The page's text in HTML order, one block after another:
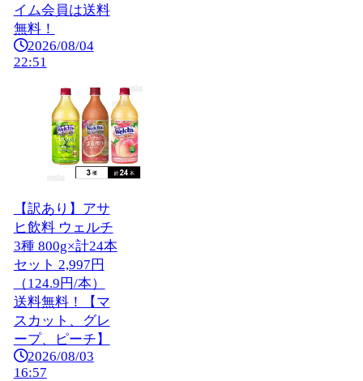
イム会員は送料
無料！
2026/08/04
22:51
【訳あり】アサ
ヒ飲料 ウェルチ
3種 800g×計24本
セット 2,997円
（124.9円/本）
送料無料！【マ
スカット、グレ
ープ、ピーチ】
2026/08/03
16:57